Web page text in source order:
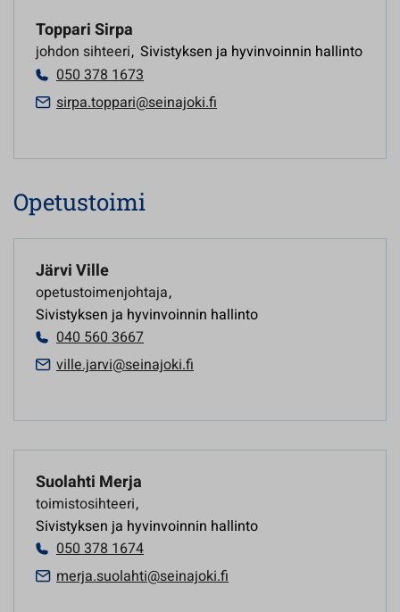
Toppari Sirpa
johdon sihteeri, Sivistyksen ja hyvinvoinnin hallinto
050 378 1673
sirpa.toppari@seinajoki.fi
Opetustoimi
Järvi Ville
opetustoimenjohtaja,
Sivistyksen ja hyvinvoinnin hallinto
040 560 3667
ville.jarvi@seinajoki.fi
Suolahti Merja
toimistosihteeri,
Sivistyksen ja hyvinvoinnin hallinto
050 378 1674
merja.suolahti@seinajoki.fi